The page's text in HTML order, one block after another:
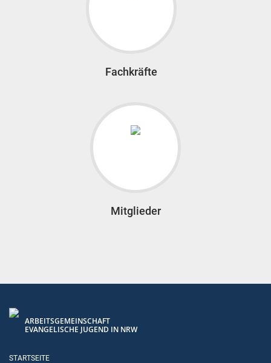
Fachkräfte
Mitglieder
ARBEITSGEMEINSCHAFT
EVANGELISCHE JUGEND IN NRW
STARTSEITE